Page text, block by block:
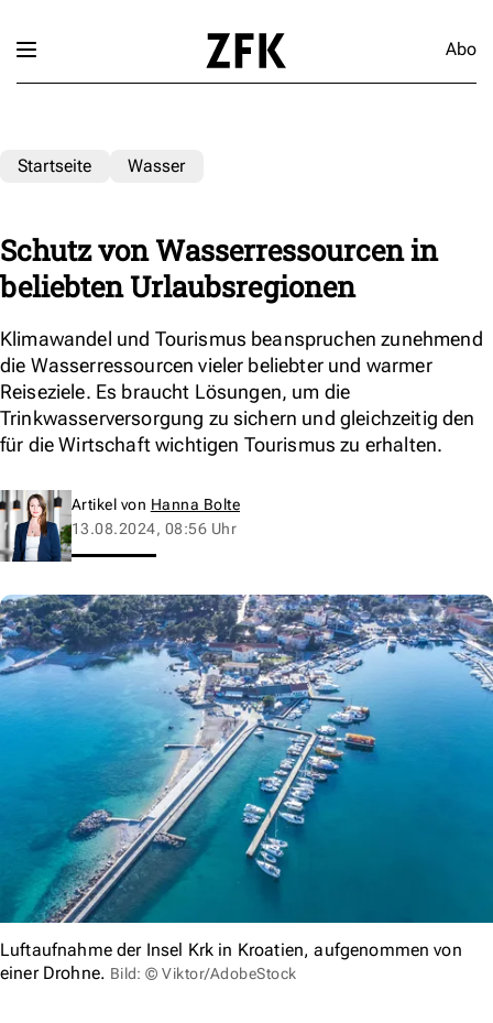
Abo
Startseite Wasser
Schutz von Wasserressourcen in
beliebten Urlaubsregionen
Klimawandel und Tourismus beanspruchen zunehmend
die Wasserressourcen vieler beliebter und warmer
Reiseziele. Es braucht Lösungen, um die
Trinkwasserversorgung zu sichern und gleichzeitig den
für die Wirtschaft wichtigen Tourismus zu erhalten.
Artikel von Hanna Bolte
13.08.2024, 08:56 Uhr
Luftaufnahme der Insel Krk in Kroatien, aufgenommen von
einer Drohne. Bild: © Viktor/AdobeStock